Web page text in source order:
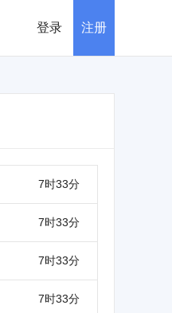
登录 注册
7时33分
7时33分
7时33分
7时33分